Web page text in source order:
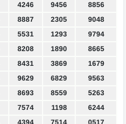
4246 9456
8856
8887 2305
9048
5531 1293
9794
8208 1890
8665
8431 3869
1679
9629 6829
9563
8693 8559
5263
7574 1198
6244